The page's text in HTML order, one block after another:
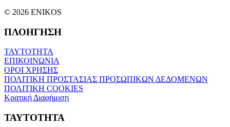
© 2026 ENIKOS
ΠΛΟΗΓΗΣΗ
ΤΑΥΤΟΤΗΤΑ
ΕΠΙΚΟΙΝΩΝΙΑ
ΟΡΟΙ ΧΡΗΣΗΣ
ΠΟΛΙΤΙΚΗ ΠΡΟΣΤΑΣΙΑΣ ΠΡΟΣΩΠΙΚΩΝ ΔΕΔΟΜΕΝΩΝ
ΠΟΛΙΤΙΚΗ COOKIES
Κρατική Διαφήμιση
ΤΑΥΤΟΤΗΤΑ